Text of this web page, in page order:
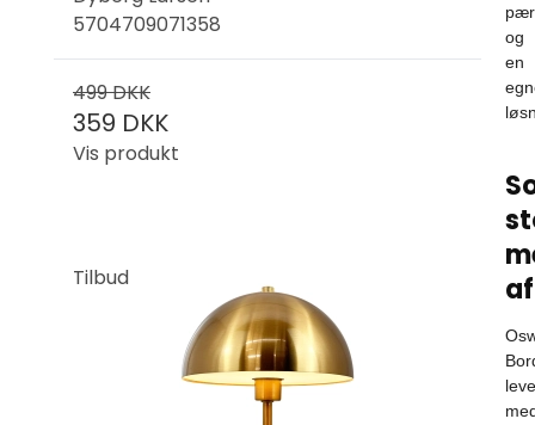
5704709071358
499 DKK
359 DKK
Vis produkt
Tilbud
og
en